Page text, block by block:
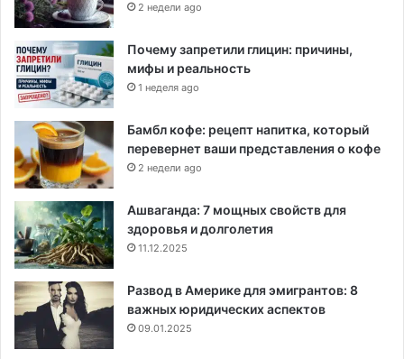
2 недели ago
Почему запретили глицин: причины,
мифы и реальность
1 неделя ago
Бамбл кофе: рецепт напитка, который
перевернет ваши представления о кофе
2 недели ago
Ашваганда: 7 мощных свойств для
здоровья и долголетия
11.12.2025
Развод в Америке для эмигрантов: 8
важных юридических аспектов
09.01.2025